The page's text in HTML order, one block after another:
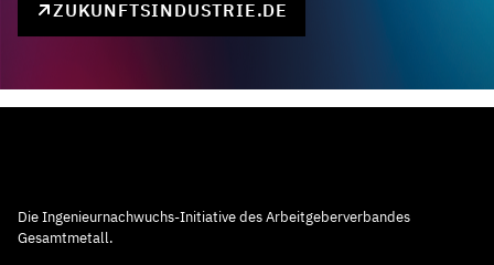
ZUKUNFTSINDUSTRIE.DE
Die Ingenieurnachwuchs-Initiative des Arbeitgeberverbandes
Gesamtmetall.